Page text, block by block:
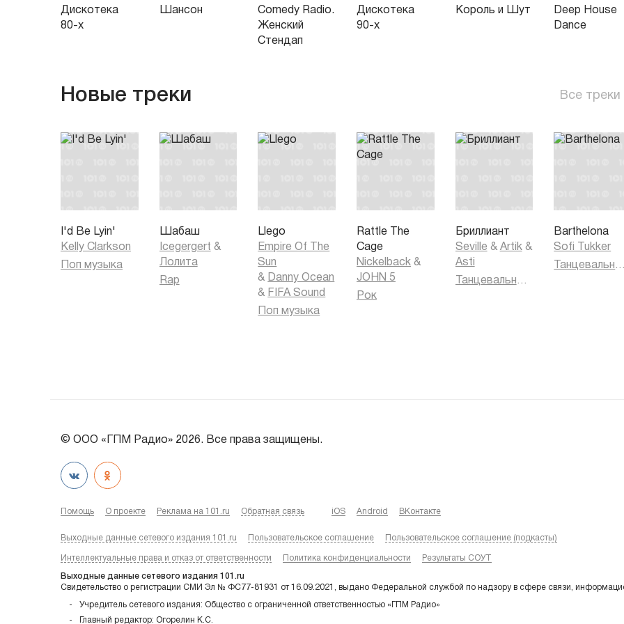
Дискотека
80-х
Шансон
Comedy Radio.
Женский
Стендап
Дискотека
90-х
Король и Шут
Deep House
Dance
Новые треки Все треки
I'd Be Lyin'
Kelly Clarkson
Поп музыка
Шабаш
Icegergert &
Лолита
Rap
Llego
Empire Of The
Sun
&
Danny Ocean
& FIFA Sound
Поп музыка
Rattle The
Cage
Nickelback &
JOHN 5
Рок
Бриллиант
Seville & Artik &
Asti
Танцевальная музыка
Barthelona
Sofi Tukker
Танцевальная
© ООО «ГПМ Радио» 2026. Все права защищены.
Помощь О проекте Реклама на 101.ru Обратная связь iOS Android ВКонтакте
Выходные данные сетевого издания 101.ru Пользовательское соглашение Пользовательское соглашение (подкасты)
Интеллектуальные права и отказ от ответственности Политика конфиденциальности Результаты СОУТ
Выходные данные сетевого издания 101.ru
Свидетельство о регистрации СМИ Эл № ФС77-81931 от 16.09.2021, выдано Федеральной службой по надзору в сфере связи,
Учредитель сетевого издания: Общество с ограниченной ответственностью «ГПМ Радио»
Главный редактор: Огорелин К.С.